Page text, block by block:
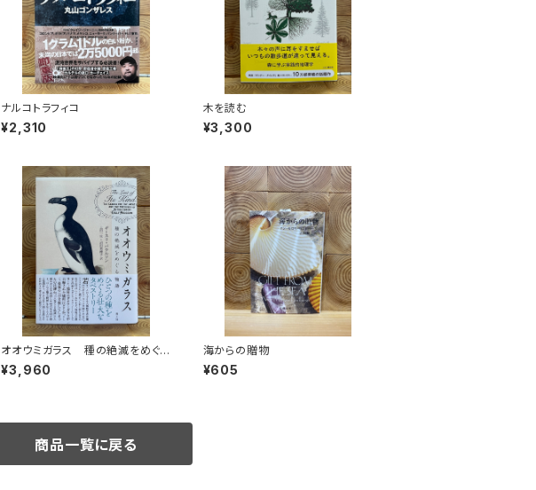
ナルコトラフィコ
¥2,310
木を読む
¥3,300
オオウミガラス 種の絶滅をめぐる
物語
¥3,960
海からの贈物
¥605
商品一覧に戻る